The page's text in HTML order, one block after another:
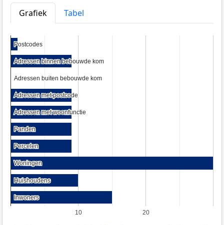
Grafiek
Tabel
10 20
Postcodes
Postcodes
Adressen binnen bebouwde kom
Adressen binnen bebouwde kom
Adressen buiten bebouwde kom
Adressen buiten bebouwde kom
Adressen met postcode
Adressen met postcode
Adressen met woonfunctie
Adressen met woonfunctie
Panden
Panden
Percelen
Percelen
Woningen
Woningen
Huishoudens
Huishoudens
Inwoners
Inwoners